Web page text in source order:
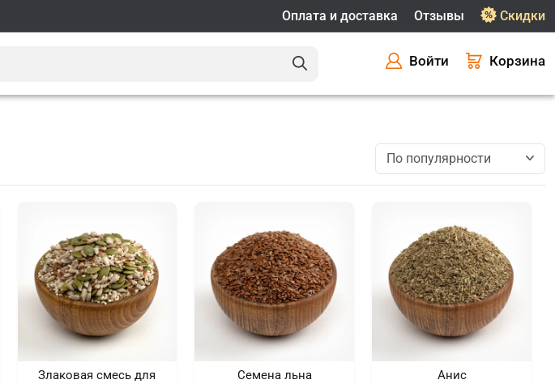
Скидки
Отзывы
Оплата и доставка
Войти Корзина
По популярности
Злаковая смесь для
Семена льна Анис